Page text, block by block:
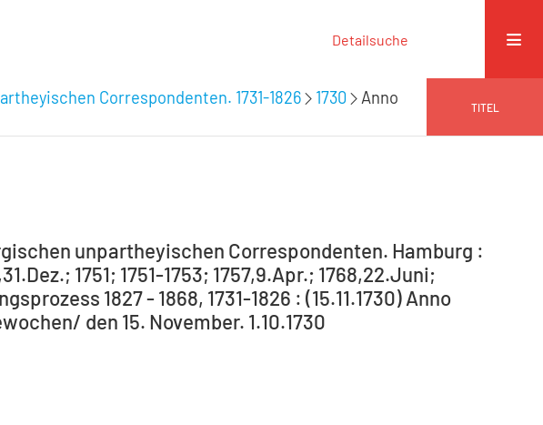
Detailsuche
Correspondenten. 1731-1826 1730
Anno
TITEL
unpartheyischen Correspondenten. Hamburg :
1751; 1751-1753; 1757,9.Apr.; 1768,22.Juni;
1827 - 1868, 1731-1826 : (15.11.1730) Anno
den 15. November. 1.10.1730